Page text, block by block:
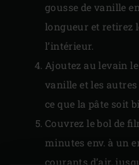
gousse de vanille
longueur et retirez
l’intérieur.
Ajoutez au levain le
vanille et les
ce que la pâte soit
Couvrez le bol de
minutes env. à un
courants d’air,